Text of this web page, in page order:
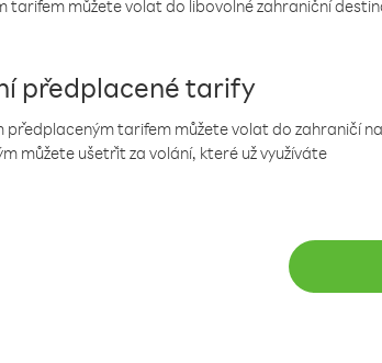
tarifem můžete volat do libovolné zahraniční
předplacené tarify
předplaceným tarifem můžete volat do zahraničí
můžete ušetřit za volání, které už využíváte